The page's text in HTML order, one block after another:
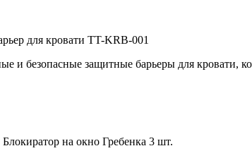
для кровати TT-KRB-001
и безопасные защитные барьеры для
на окно Гребенка 3 шт.